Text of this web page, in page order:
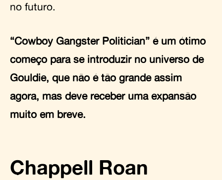
no futuro.
“Cowboy Gangster Politician” é um ótimo
começo para se introduzir no universo de
Gouldie, que não é tão grande assim
agora, mas deve receber uma expansão
muito em breve.
Chappell Roan